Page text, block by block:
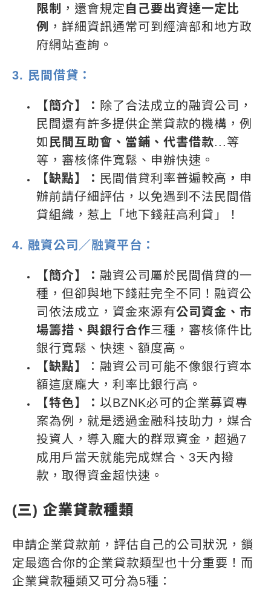
限制 ，還會規定自己要出資達一定比
例 ，詳細資訊通常可到經濟部和地方政
府網站查詢。
3. 民間借貸：
【簡介】： 除了合法成立的融資公司，
民間還有許多提供企業貸款的機構，例
如 民間互助會、當鋪、代書借款...等
等，審核條件寬鬆、申辦快速。
【缺點】： 民間借貸利率普遍較高 ， 申
辦前請仔細評估，以免遇到不法民間借
貸組織，惹上「地下錢莊高利貸」！
4. 融資公司／融資平台：
【簡介】： 融資公司屬於民間借貸的一
種，但卻與地下錢莊完全不同！融資公
司依法成立，資金來源有公司資金、市
場籌措、與銀行合作三種，審核條件比
銀行寬鬆、快速、額度高。
【缺點】
：融資公司可能不像銀行資本
額這麼龐大，利率比銀行高。
【特色】： 以BZNK必可的企業募資專
案為例，就是透過金融科技助力，媒合
投資人，導入龐大的群眾資金，超過7
成用戶當天就能完成媒合、3天內撥
款，取得資金超快速。
(三) 企業貸款種類
申請企業貸款前，評估自己的公司狀況，鎖
定最適合你的企業貸款類型也十分重要！而
企業貸款種類又可分為5種：